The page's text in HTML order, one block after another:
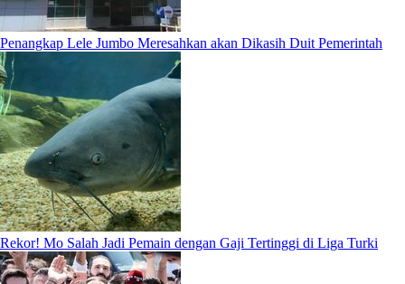
Penangkap Lele Jumbo Meresahkan akan Dikasih Duit Pemerintah
Rekor! Mo Salah Jadi Pemain dengan Gaji Tertinggi di Liga Turki